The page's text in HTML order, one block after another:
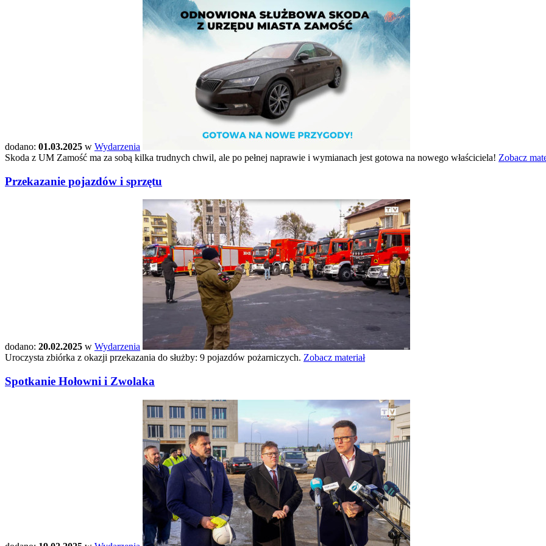
dodano: 01.03.2025 w Wydarzenia
Skoda z UM Zamość ma za sobą kilka trudnych chwil, ale po pełnej naprawie i wymianach jest gotowa na nowego właściciela! Zobacz
Przekazanie pojazdów i sprzętu
dodano: 20.02.2025 w Wydarzenia
Uroczysta zbiórka z okazji przekazania do służby: 9 pojazdów pożarniczych. Zobacz materiał
Spotkanie Hołowni i Zwolaka